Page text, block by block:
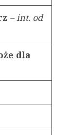
– int. od
dla